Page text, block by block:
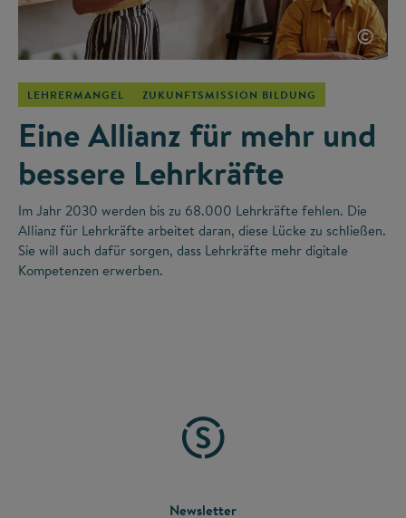
©
LEHRERMANGEL ZUKUNFTSMISSION BILDUNG
Eine Allianz für mehr und
bessere Lehrkräfte
Im Jahr 2030 werden bis zu 68.000 Lehrkräfte fehlen. Die
Allianz für Lehrkräfte arbeitet daran, diese Lücke zu schließen.
Sie will auch dafür sorgen, dass Lehrkräfte mehr digitale
Kompetenzen erwerben.
Newsletter